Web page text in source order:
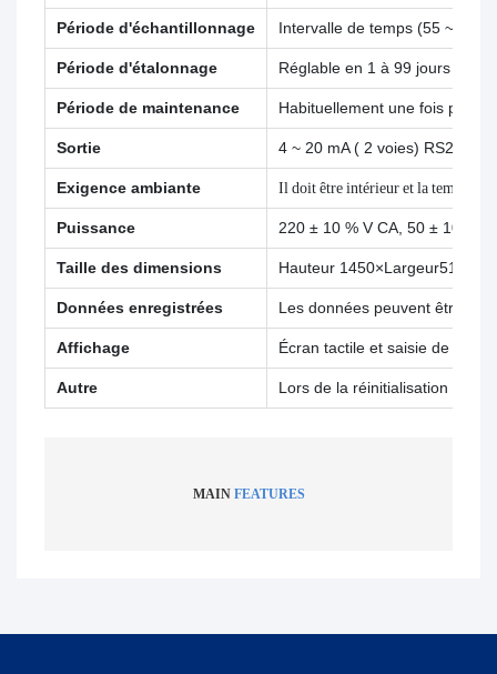
Période d'échantillonnage Intervalle de temps (55 ~
Période d'étalonnage Réglable en 1 à 99 jours ;
Période de maintenance Habituellement une fois par
Sortie 4 ~ 20 mA ( 2 voies)
Exigence ambiante Il doit être intérieur et la
Puissance 220 ± 10 % V CA, 50 ± 10 %
Taille des dimensions Hauteur
Données enregistrées Les données peuvent être
Affichage Écran tactile et saisie de
Autre Lors de la réinitialisation
MAIN FEATURES